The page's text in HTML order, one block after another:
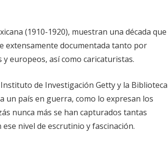
(1910-1920), muestran una década que
extensamente documentada tanto por
europeos, así como caricaturistas.
de Investigación Getty y la Biblioteca
un país en guerra, como lo expresan los
nunca más se han capturados tantas
nivel de escrutinio y fascinación.